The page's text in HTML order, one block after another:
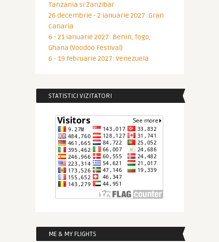
Tanzania si Zanzibar
26 decembrie - 2 ianuarie 2027: Gran
Canaria
6 - 21 ianuarie 2027: Benin, Togo,
Ghana (Voodoo Festival)
6 - 19 februarie 2027: Venezuela
STATISTICI VIZITATORI
ME & MY FLIGHTS